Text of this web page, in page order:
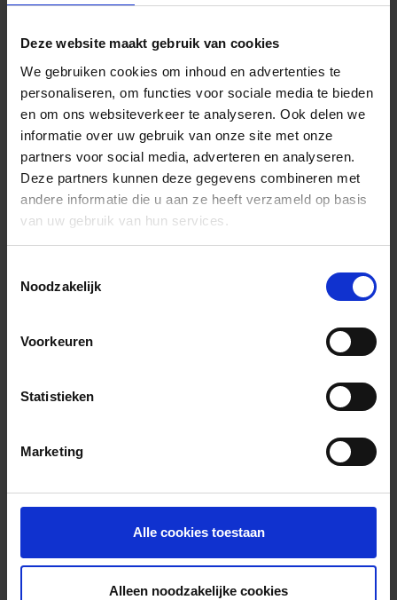
Deze website maakt gebruik van cookies
We gebruiken cookies om inhoud en advertenties te
personaliseren, om functies voor sociale media te bieden
en om ons websiteverkeer te analyseren. Ook delen we
informatie over uw gebruik van onze site met onze
partners voor social media, adverteren en analyseren.
Deze partners kunnen deze gegevens combineren met
andere informatie die u aan ze heeft verzameld op basis
van uw gebruik van hun services.
Noodzakelijk
Voorkeuren
Statistieken
Marketing
Alle cookies toestaan
Alleen noodzakelijke cookies